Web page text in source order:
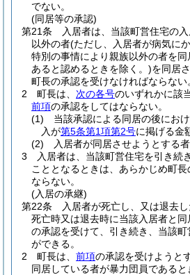
でない。
(同居等の承認)
第21条
入居者は、当該町営住宅の
以外の者(ただし、入居者が病気に
特別の事情により親族以外の者を
あると認めるときを除く。)を同居
町長の承認を受けなければならない
2
町長は、 次の各号のいずれかに該
前項の承認をしてはならない。
(1)
当該承認による同居の後にお
入が第5条第1項第2号に掲げる金
(2)
入居者が同居させようとする
3
入居者は、当該町営住宅を引き続
こととなるときは、あらかじめ町
ならない。
(入居の承継)
第22条
入居者が死亡し、又は退去
死亡時又は退去時に当該入居者と
の承認を受けて、引き続き、当該町
ができる。
2
町長は、 前項の承認を受けようと
同居している者が暴力団員である